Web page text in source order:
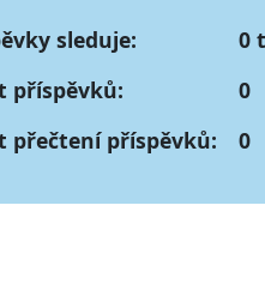
sleduje:
0
příspěvků:
0
přečtení příspěvků:
0